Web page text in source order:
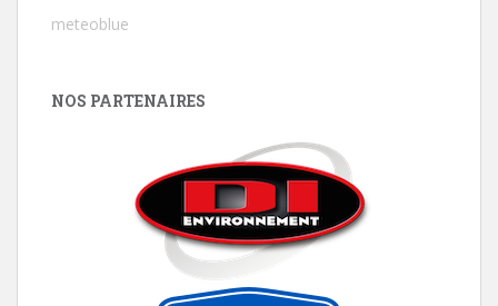
meteoblue
NOS PARTENAIRES